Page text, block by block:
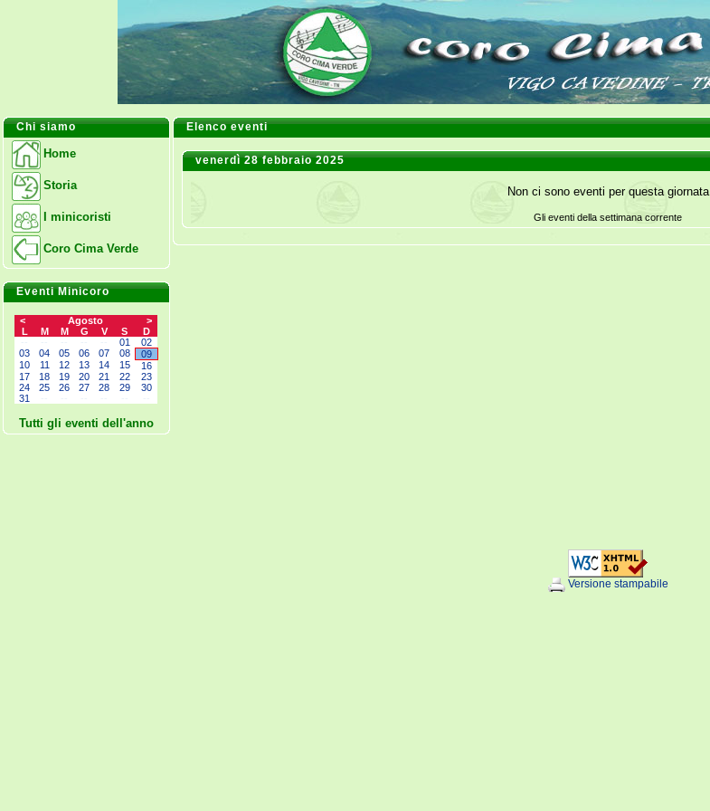
Chi siamo
Home
Storia
I minicoristi
Coro Cima Verde
Eventi Minicoro
< Agosto
>
L
M M G V S
D
01
02
03
04 05 06 07 08
09
10
11 12 13 14 15
16
17
18 19 20 21 22
23
24
25 26 27 28 29
30
31
Tutti gli eventi dell'anno
Elenco eventi
venerdì 28 febbraio 2025
Non ci sono eventi per questa giornata
Gli eventi della settimana corrente
Versione stampabile